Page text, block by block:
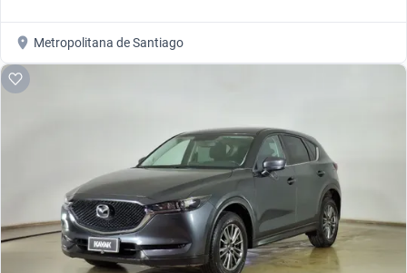
Metropolitana de Santiago